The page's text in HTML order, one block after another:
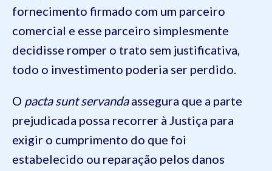
fornecimento firmado com um parceiro
comercial e esse parceiro simplesmente
decidisse romper o trato sem justificativa,
todo o investimento poderia ser perdido.
O pacta sunt servandaassegura que a parte
prejudicada possa recorrer à Justiça para
exigir o cumprimento do que foi
estabelecido ou reparação pelos danos